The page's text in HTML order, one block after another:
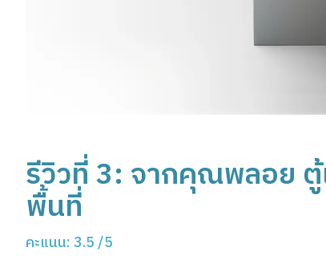
รีวิวที่ 3: จากคุณพลอย ตู้
พื้นที่
คะแนน: 3.5 /5